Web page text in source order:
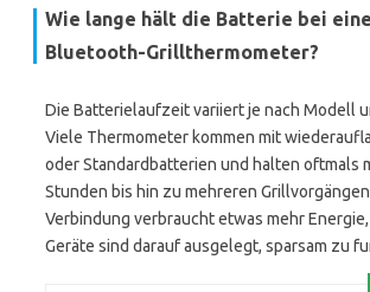
Wie lange hält die Batterie bei
Bluetooth-Grillthermometer?
Die Batterielaufzeit variiert je nach Modell
Viele Thermometer kommen mit
oder Standardbatterien und halten oftmals
Stunden bis hin zu mehreren
Verbindung verbraucht etwas mehr
Geräte sind darauf ausgelegt, sparsam zu